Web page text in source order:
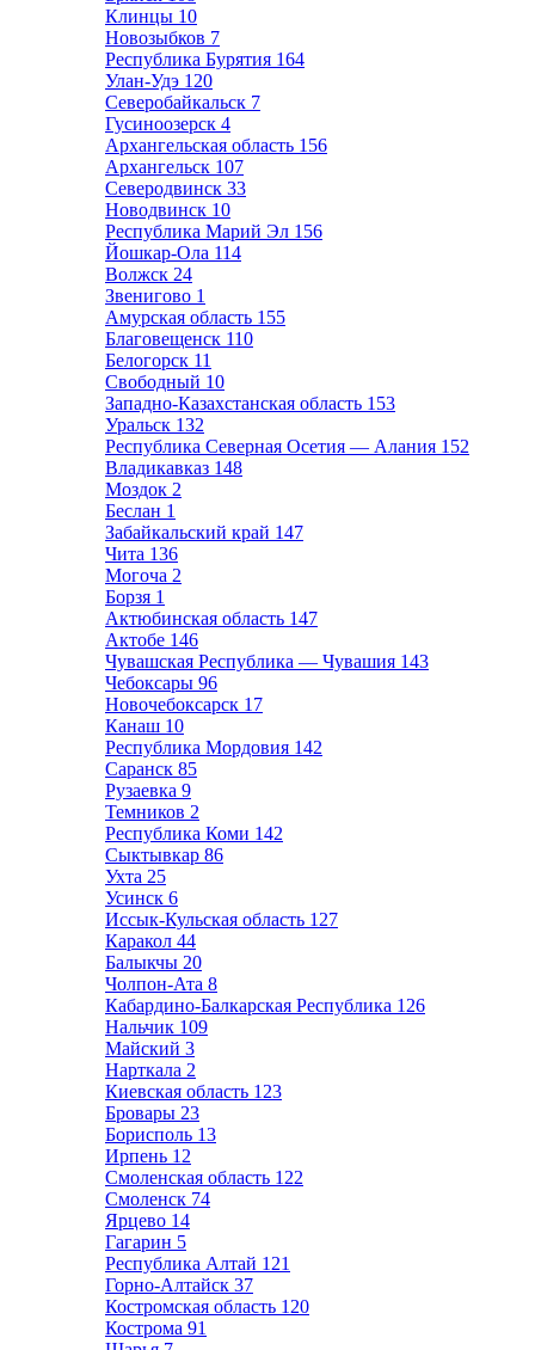
Клинцы 10
Новозыбков 7
Республика Бурятия 164
Улан-Удэ 120
Северобайкальск 7
Гусиноозерск 4
Архангельская область 156
Архангельск 107
Северодвинск 33
Новодвинск 10
Республика Марий Эл 156
Йошкар-Ола 114
Волжск 24
Звенигово 1
Амурская область 155
Благовещенск 110
Белогорск 11
Свободный 10
Западно-Казахстанская область 153
Уральск 132
Республика Северная Осетия — Алания 152
Владикавказ 148
Моздок 2
Беслан 1
Забайкальский край 147
Чита 136
Могоча 2
Борзя 1
Актюбинская область 147
Актобе 146
Чувашская Республика — Чувашия 143
Чебоксары 96
Новочебоксарск 17
Канаш 10
Республика Мордовия 142
Саранск 85
Рузаевка 9
Темников 2
Республика Коми 142
Сыктывкар 86
Ухта 25
Усинск 6
Иссык-Кульская область 127
Каракол 44
Балыкчы 20
Чолпон-Ата 8
Кабардино-Балкарская Республика 126
Нальчик 109
Майский 3
Нарткала 2
Киевская область 123
Бровары 23
Борисполь 13
Ирпень 12
Смоленская область 122
Смоленск 74
Ярцево 14
Гагарин 5
Республика Алтай 121
Горно-Алтайск 37
Костромская область 120
Кострома 91